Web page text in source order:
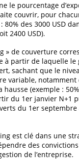
le pourcentage
couvrir, pour
des 3000 USD
2400 USD).
» de couverture
à partir de laquelle le
sachant que le
variable, notamment
hausse (exemple :
du 1er janvier N+1
du 1er septembre
est clé dans une
des
de l’entreprise.